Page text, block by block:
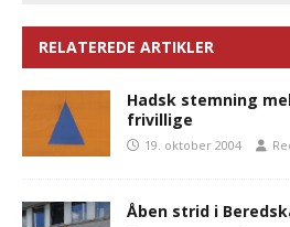
RELATEREDE ARTIKLER
Hadsk stemning
frivillige
19. oktober 2004
Åben strid i